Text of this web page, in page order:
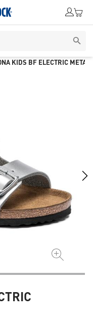
KIDS BF ELECTRIC